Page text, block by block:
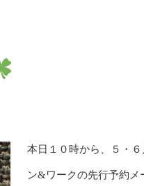
本日１０時から、５・
ン&ワークの先行予約